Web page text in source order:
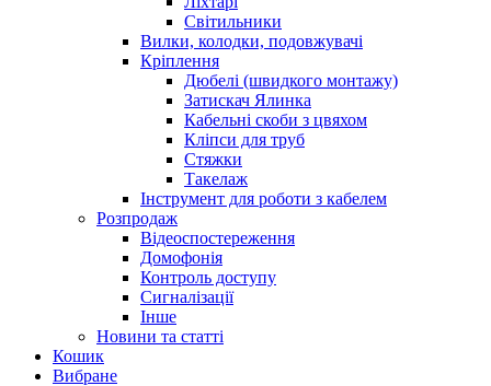
Світильники
Вилки, колодки, подовжувачі
Кріплення
Дюбелі (швидкого монтажу)
Затискач Ялинка
Кабельні скоби з цвяхом
Кліпси для труб
Стяжки
Такелаж
Інструмент для роботи з кабелем
Розпродаж
Відеоспостереження
Домофонія
Контроль доступу
Сигналізації
Інше
Новини та статті
Кошик
Вибране